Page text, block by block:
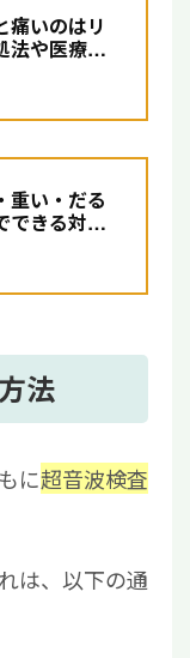
痛いのはリ
法や医療機
重い・だる
できる対処
法
に超音波検査
は、以下の通